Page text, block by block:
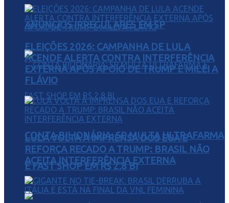
ANÚNCIOS IRREGULARES EM SP
CONTA BILIONÁRIA: SP MULTA ULTRAFARMA
E FAST SHOP EM R$ 2,8 BI
ELEIÇÕES 2026: CAMPANHA DE LULA
ACENDE ALERTA CONTRA INTERFERÊNCIA
EXTERNA APÓS APOIO DE TRUMP E MILEI A
FLÁVIO
LULA VOLTA À IMPRENSA DOS EUA E
REFORÇA RECADO A TRUMP: BRASIL NÃO
ACEITA INTERFERÊNCIA EXTERNA